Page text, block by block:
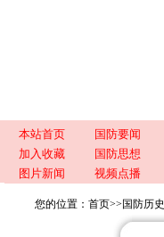
本站首页 国防要闻
加入收藏
国防思想
图片新闻
视频点播
您的位置： 首页>> 国防历史